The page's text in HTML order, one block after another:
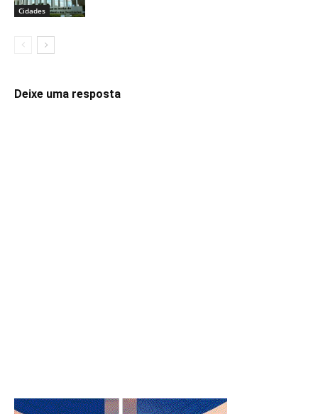
Cidades
Deixe uma resposta